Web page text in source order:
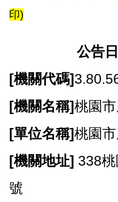
蘆
竹
息
告
生
便
印)
公告
[機關代碼]
[機關名稱]桃園
[單位名稱]桃園
[機關地址] 338
號